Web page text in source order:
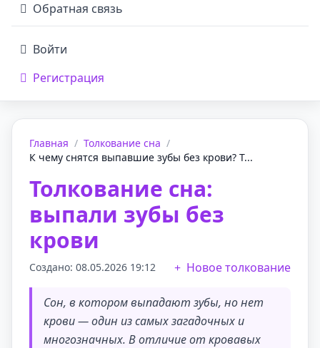
Обратная связь
Войти
Регистрация
Главная / Толкование сна /
К чему снятся выпавшие зубы без крови? Т...
Толкование сна:
выпали зубы без
крови
Создано: 08.05.2026 19:12 Новое толкование
Сон, в котором выпадают зубы, но нет
крови — один из самых загадочных и
многозначных. В отличие от кровавых